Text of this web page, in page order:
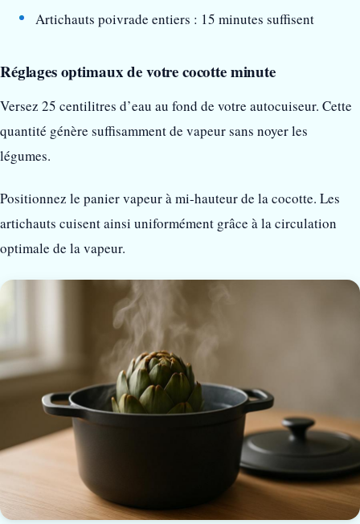
Artichauts poivrade entiers : 15 minutes suffisent
Réglages optimaux de votre cocotte minute
Versez 25 centilitres d’eau au fond de votre autocuiseur. Cette
quantité génère suffisamment de vapeur sans noyer les
légumes.
Positionnez le panier vapeur à mi-hauteur de la cocotte. Les
artichauts cuisent ainsi uniformément grâce à la circulation
optimale de la vapeur.